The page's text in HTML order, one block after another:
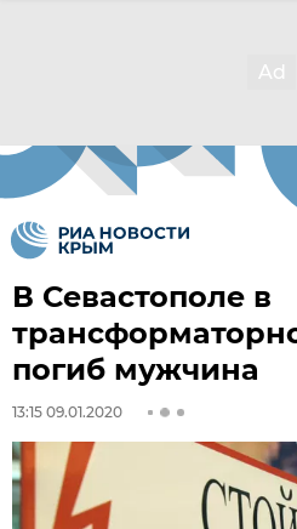
В Севастополе в
погиб мужчина
13:15 09.01.2020